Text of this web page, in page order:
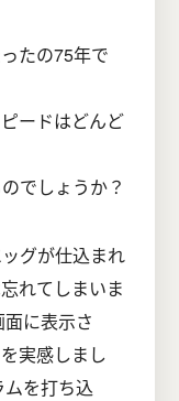
たの75年で
ードはどんど
でしょうか？
グが仕込まれ
れてしまいま
に表示さ
実感しまし
を打ち込